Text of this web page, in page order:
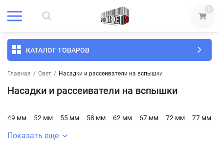
0
КАТАЛОГ ТОВАРОВ
Главная / Свет / Насадки и рассеиватели на вспышки
Насадки и рассеиватели на вспышки
49 мм 52 мм 55 мм 58 мм 62 мм 67 мм 72 мм 77 мм
Показать еще